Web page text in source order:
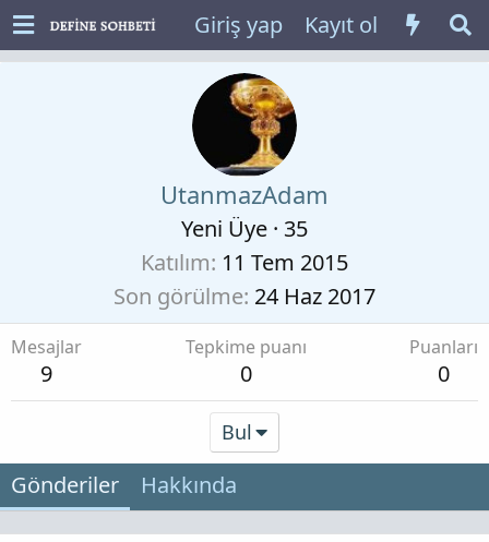
Giriş yap Kayıt ol
UtanmazAdam
Yeni Üye · 35
Katılım 11 Tem 2015
Son görülme 24 Haz 2017
Mesajlar
9
Tepkime puanı
0
Puanları
0
Bul
Gönderiler Hakkında